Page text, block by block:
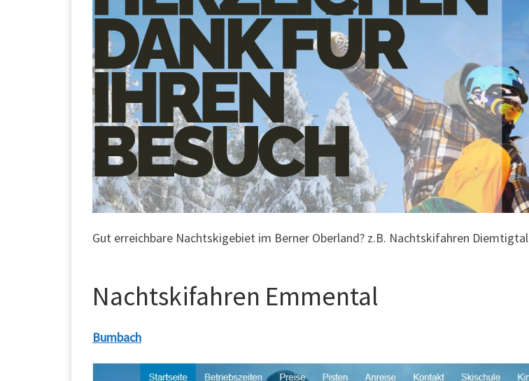
Gut erreichbare Nachtskigebiet im Berner Oberland? z.B. Nachtskifahren Diemtigtal
Nachtskifahren Emmental
Bumbach